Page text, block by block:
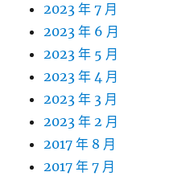
2023 年 7 月
2023 年 6 月
2023 年 5 月
2023 年 4 月
2023 年 3 月
2023 年 2 月
2017 年 8 月
2017 年 7 月